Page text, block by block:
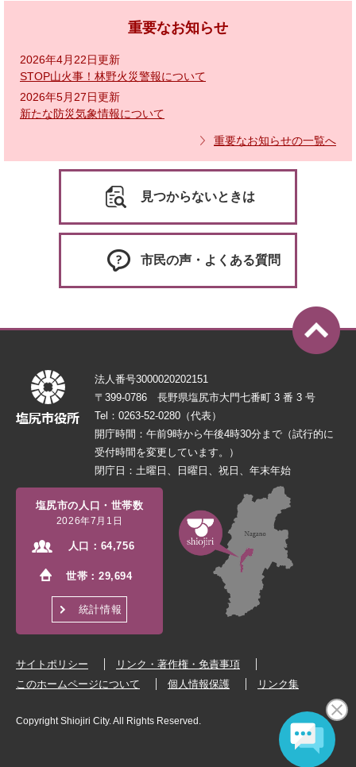
重要なお知らせ
2026年4月22日更新
STOP山火事！林野火災警報について
2026年5月27日更新
新たな防災気象情報について
重要なお知らせの一覧へ
見つからないときは
市民の声・よくある質問
法人番号3000020202151
〒399-0786 長野県塩尻市大門七番町 3 番 3 号
Tel：0263-52-0280（代表）
開庁時間：午前9時から午後4時30分まで（試行的に
受付時間を変更しています。）
閉庁日：土曜日、日曜日、祝日、年末年始
塩尻市の人口・世帯数
2026年7月1日
人口： 64,756
世帯：29,694
統計情報
サイトポリシー
リンク・著作権・免責事項
このホームページについて
個人情報保護 リンク集
Copyright Shiojiri City. All Rights Reserved.